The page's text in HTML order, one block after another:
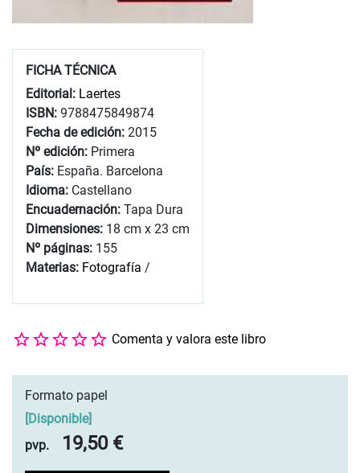
FICHA TÉCNICA
Editorial: Laertes
ISBN: 9788475849874
Fecha de edición: 2015
Nº edición: Primera
País: España. Barcelona
Idioma: Castellano
Encuadernación: Tapa Dura
Dimensiones: 18 cm x 23 cm
Nº páginas: 155
Materias: Fotografía /
Comenta y valora este libro
Formato papel
Disponible]
pvp.
19,50 €